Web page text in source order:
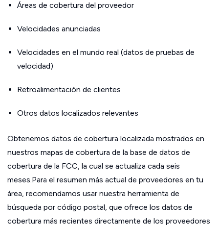
Áreas de cobertura del proveedor
Velocidades anunciadas
Velocidades en el mundo real (datos de pruebas de
velocidad)
Retroalimentación de clientes
Otros datos localizados relevantes
Obtenemos datos de cobertura localizada mostrados en
nuestros mapas de cobertura de la base de datos de
cobertura de la FCC, la cual se actualiza cada seis
meses.Para el resumen más actual de proveedores en tu
área, recomendamos usar nuestra herramienta de
búsqueda por código postal, que ofrece los datos de
cobertura más recientes directamente de los proveedores